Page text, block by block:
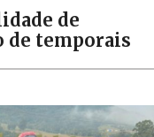
de
de temporais